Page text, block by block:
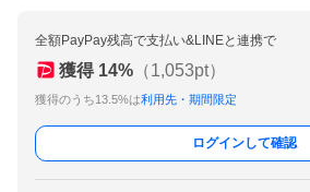
全額PayPay残高で支払い&LINEと連携で
獲得 14% （1,053pt）
獲得のうち13.5%は利用先・期間限定
ログインして確認